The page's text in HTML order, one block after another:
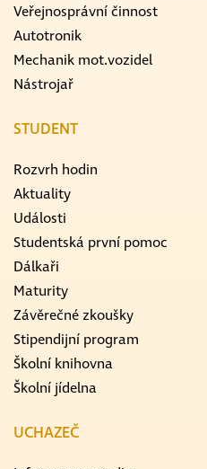
Veřejnosprávní činnost
Autotronik
Mechanik mot.vozidel
Nástrojař
STUDENT
Rozvrh hodin
Aktuality
Události
Studentská první pomoc
Dálkaři
Maturity
Závěrečné zkoušky
Stipendijní program
Školní knihovna
Školní jídelna
UCHAZEČ